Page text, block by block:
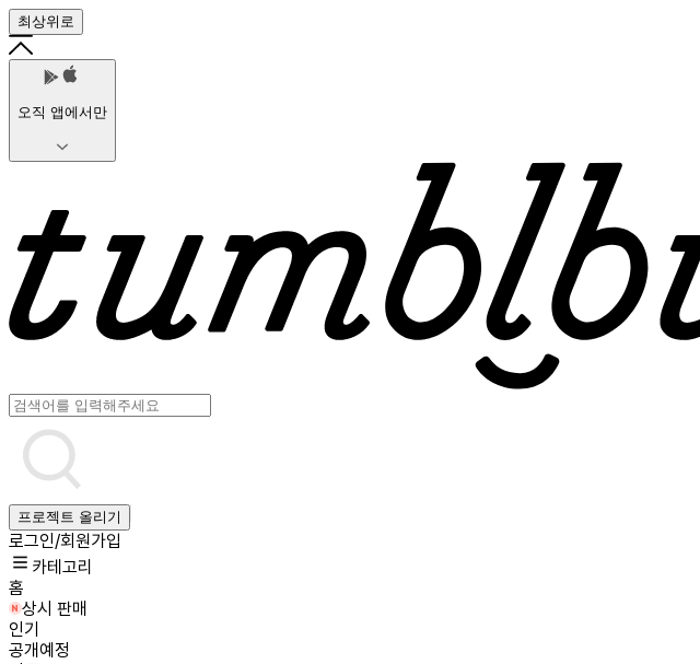
최상위로
오직 앱에서만
프로젝트 올리기
로그인/회원가입
카테고리
홈
상시 판매
인기
공개예정